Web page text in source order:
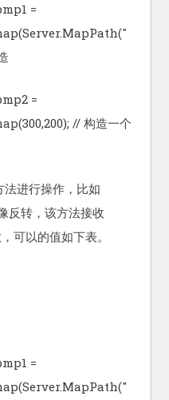
=
=
// 构造一个
进行操作，比如
反转，该方法接收
以的值如下表。
=